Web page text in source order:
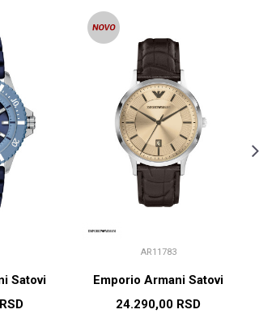
Satovi
RSD
AR11783
Emporio Armani Satovi
24.290,00 RSD